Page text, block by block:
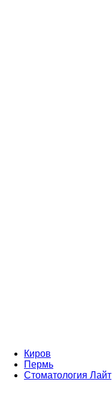
Киров
Пермь
Стоматология Лайт